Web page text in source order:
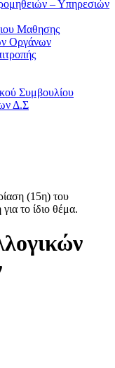
– Υπηρεσιών
Μαθησης
Οργάνων
Συμβουλίου
Δ.Σ
(15η) του
το ίδιο θέμα.